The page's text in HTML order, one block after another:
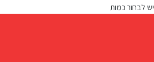
יש לבחור כמות